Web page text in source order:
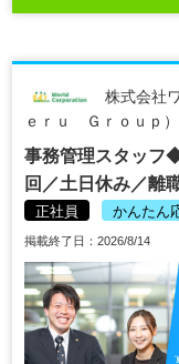
株式会社
ｅｒｕ Ｇｒｏｕｐ）
事務管理スタッフ
回／土日休み／離
正社員 かんたん
掲載終了日：2026/8/14